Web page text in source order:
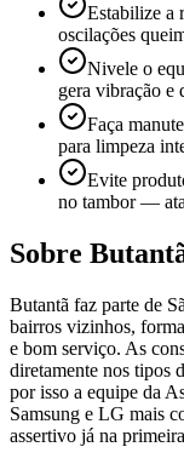
Estabilize a
oscilações
Nivele o
gera vibração e
Faça
para limpeza
Evite
no tambor —
Sobre
Butantã faz parte de
bairros vizinhos,
e bom serviço. As
diretamente nos tipos
por isso a equipe da
Samsung e LG mais
assertivo já na